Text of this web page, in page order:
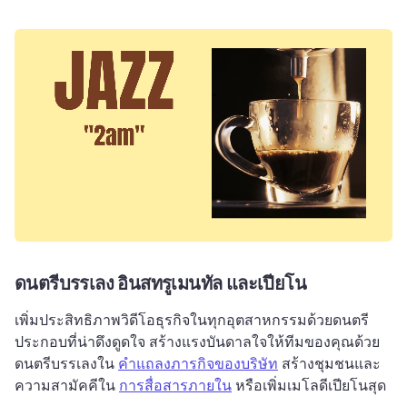
ดนตรีบรรเลง อินสทรูเมนทัล และเปียโน
เพิ่มประสิทธิภาพวิดีโอธุรกิจในทุกอุตสาหกรรมด้วยดนตรี
ประกอบที่น่าดึงดูดใจ สร้างแรงบันดาลใจให้ทีมของคุณด้วย
ดนตรีบรรเลงใน คำแถลงภารกิจของบริษัท สร้างชุมชนและ
ความสามัคคีใน การสื่อสารภายใน หรือเพิ่มเมโลดีเปียโนสุด